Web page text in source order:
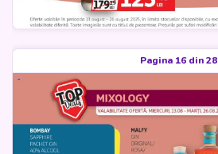
Pagina 16 din 28